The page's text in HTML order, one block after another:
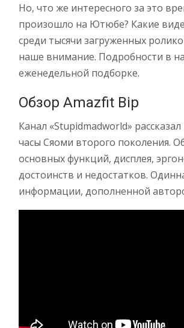
Но, что же интересного за это
произошло на Ютюбе? Какие
среди тысячи загруженных
наше внимание. Подробности в
еженедельной подборке.
Обзор Amazfit Bip
Канал «Stupidmadworld»
часы Сяоми второго поколения.
основных функций, дисплея,
достоинств и недостатков.
информации, дополненной